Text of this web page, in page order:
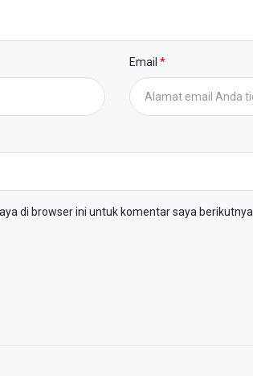
Email
di browser ini untuk komentar saya berikutnya.